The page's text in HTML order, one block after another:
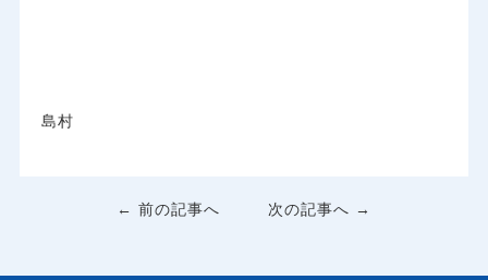
島村
← 前の記事へ 次の記事へ →